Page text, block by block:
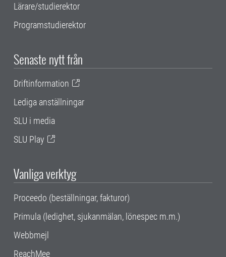
Lärare/studierektor
Programstudierektor
Senaste nytt från
Driftinformation
Lediga anställningar
SLU i media
SLU Play
Vanliga verktyg
Proceedo (beställningar, fakturor)
Primula (ledighet, sjukanmälan, lönespec m.m.)
Webbmejl
ReachMee